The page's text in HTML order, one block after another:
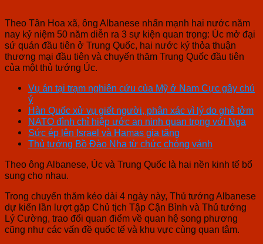
Theo Tân Hoa xã, ông Albanese nhấn mạnh hai nước năm
nay kỷ niệm 50 năm diễn ra 3 sự kiện quan trọng: Úc mở đại
sứ quán đầu tiên ở Trung Quốc, hai nước ký thỏa thuận
thương mại đầu tiên và chuyến thăm Trung Quốc đầu tiên
của một thủ tướng Úc.
Vụ án tại trạm nghiên cứu của Mỹ ở Nam Cực gây chú
ý
Hàn Quốc xử vụ giết người, phân xác vì lý do ghê tởm
NATO đình chỉ hiệp ước an ninh quan trọng với Nga
Sức ép lên Israel và Hamas gia tăng
Thủ tướng Bồ Đào Nha từ chức chóng vánh
Theo ông Albanese, Úc và Trung Quốc là hai nền kinh tế bổ
sung cho nhau.
Trong chuyến thăm kéo dài 4 ngày này, Thủ tướng Albanese
dự kiến lần lượt gặp Chủ tịch Tập Cận Bình và Thủ tướng
Lý Cường, trao đổi quan điểm về quan hệ song phương
cũng như các vấn đề quốc tế và khu vực cùng quan tâm.